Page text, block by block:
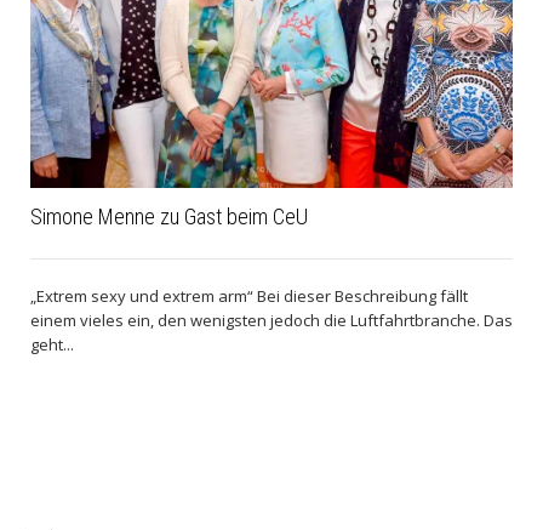
Simone Menne zu Gast beim CeU
„Extrem sexy und extrem arm“ Bei dieser Beschreibung fällt
einem vieles ein, den wenigsten jedoch die Luftfahrtbranche. Das
geht...